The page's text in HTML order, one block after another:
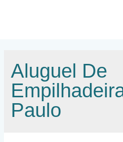
Aluguel De
Paulo